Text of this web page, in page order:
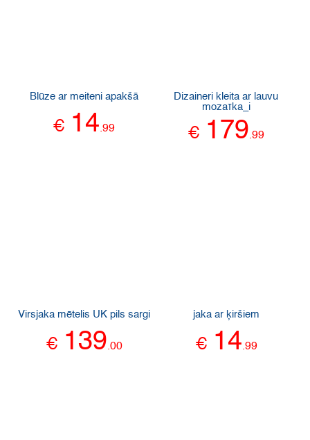
Blūze ar meiteni apakšā
€ 14.99
Dizaineri kleita ar lauvu
mozaīka_i
€ 179.99
Virsjaka mētelis UK pils sargi
€ 139.00
jaka ar ķiršiem
€ 14.99